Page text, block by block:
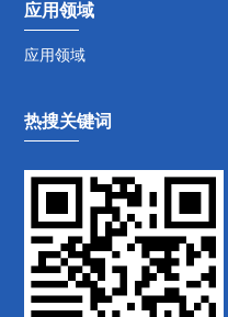
应用领域
应用领域
热搜关键词